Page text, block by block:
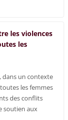
les violences
les
dans un contexte
les femmes
des conflits
soutien aux